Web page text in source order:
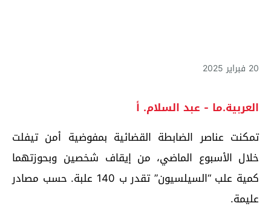
20 فبراير 2025
العربية.ما - عبد السلام. أ
تمكنت عناصر الضابطة القضائية بمفوضية أمن تيفلت
خلال الأسبوع الماضي، من إيقاف شخصين وبحوزتهما
كمية علب “السيلسيون” تقدر ب 140 علبة. حسب مصادر
عليمة.